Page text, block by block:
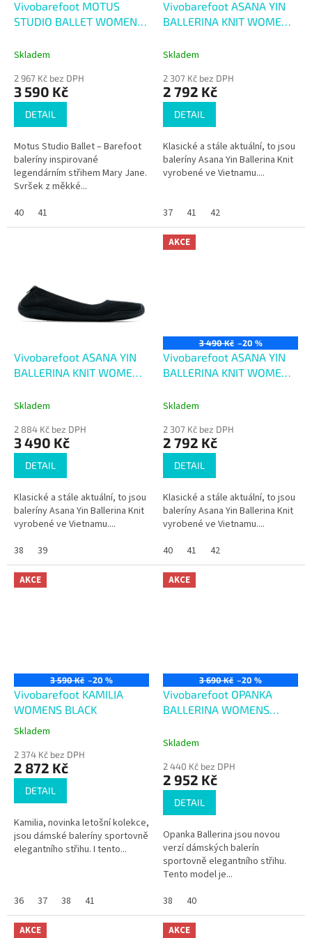
Vivobarefoot MOTUS
STUDIO BALLET WOMENS
Skladem
2 967 Kč bez DPH
3 590 Kč
DETAIL
Motus Studio Ballet – Barefoot
baleríny inspirované
legendárním střihem Mary Jane.
Svršek z měkké...
40
41
Vivobarefoot ASANA YIN
BALLERINA KNIT WOMENS
Skladem
2 307 Kč bez DPH
2 792 Kč
DETAIL
Klasické a stále aktuální, to jsou
baleríny Asana Yin Ballerina Knit
vyrobené ve Vietnamu....
37 41 42
Vivobarefoot ASANA YIN
BALLERINA KNIT WOMENS
Skladem
2 884 Kč bez DPH
3 490 Kč
DETAIL
Klasické a stále aktuální, to jsou
baleríny Asana Yin Ballerina Knit
vyrobené ve Vietnamu....
38
39
AKCE
3 490 Kč –20 %
Vivobarefoot ASANA YIN
BALLERINA KNIT WOMENS
Skladem
2 307 Kč bez DPH
2 792 Kč
DETAIL
Klasické a stále aktuální, to jsou
baleríny Asana Yin Ballerina Knit
vyrobené ve Vietnamu....
40
41 42
AKCE
3 590 Kč –20 %
Vivobarefoot KAMILIA
WOMENS BLACK
Průměrné
produktu
je
hvězdiček.
Skladem
2 374 Kč bez DPH
2 872 Kč
DETAIL
Kamilia, novinka letošní kolekce,
jsou dámské baleríny sportovně
elegantního střihu. I tento...
36 37 38 41
AKCE
3 690 Kč –20 %
Vivobarefoot OPANKA
BALLERINA WOMENS
Skladem
2 440 Kč bez DPH
2 952 Kč
DETAIL
Opanka Ballerina jsou novou
verzí dámských balerín
sportovně elegantního střihu.
Tento model je...
38
40
AKCE AKCE